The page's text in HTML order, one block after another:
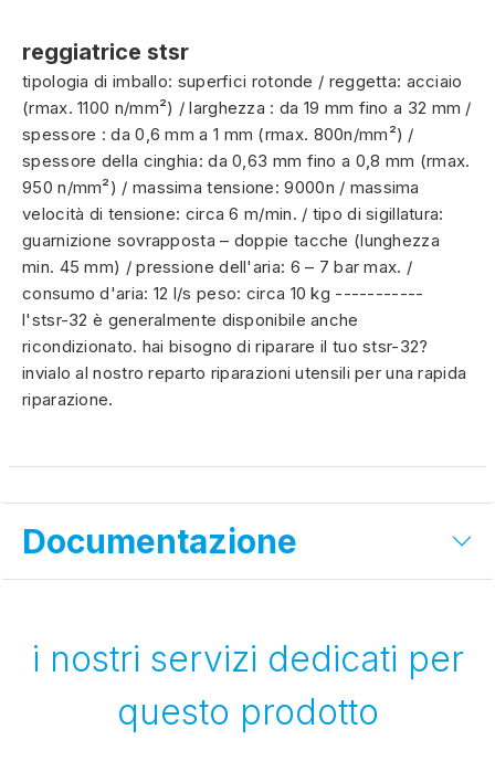
reggiatrice stsr
tipologia di imballo: superfici rotonde / reggetta: acciaio
(rmax. 1100 n/mm²) / larghezza : da 19 mm fino a 32 mm /
spessore : da 0,6 mm a 1 mm (rmax. 800n/mm²) /
spessore della cinghia: da 0,63 mm fino a 0,8 mm (rmax.
950 n/mm²) / massima tensione: 9000n / massima
velocità di tensione: circa 6 m/min. / tipo di sigillatura:
guarnizione sovrapposta – doppie tacche (lunghezza
min. 45 mm) / pressione dell'aria: 6 – 7 bar max. /
consumo d'aria: 12 l/s peso: circa 10 kg -----------
l'stsr-32 è generalmente disponibile anche
ricondizionato. hai bisogno di riparare il tuo stsr-32?
invialo al nostro reparto riparazioni utensili per una rapida
riparazione.
Documentazione
i nostri servizi dedicati per
questo prodotto